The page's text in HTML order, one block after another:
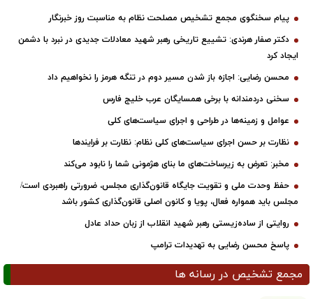
پیام سخنگوی مجمع تشخیص مصلحت نظام به مناسبت روز خبرنگار
دکتر صفار هرندی: تشییع تاریخی رهبر شهید معادلات جدیدی در نبرد با دشمن
ایجاد کرد
محسن رضایی: اجازه باز شدن مسیر دوم در تنگه هرمز را نخواهیم داد
سخنی دردمندانه با برخی همسایگان عرب خلیج فارس
عوامل و زمینه‌ها در طراحی و اجرای سیاست‌های کلی
نظارت بر حسن اجرای سیاست‌های کلی نظام: نظارت بر فرایندها
مخبر: تعرض به زیرساخت‌های ما بنای هژمونی شما را نابود می‌کند
حفظ وحدت ملی و تقویت جایگاه قانون‌گذاری مجلس، ضرورتی راهبردی است/
مجلس باید همواره فعال، پویا و کانون اصلی قانون‌گذاری کشور باشد
روایتی از ساده‌زیستی رهبر شهید انقلاب از زبان حداد عادل
پاسخ محسن رضایی به تهدیدات ترامپ
مجمع تشخیص در رسانه ها